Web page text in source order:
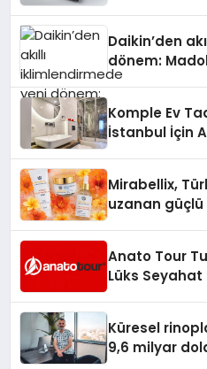
Daikin’den
dönem:
Komple Ev
İstanbul İçin
Mirabellix,
uzanan
Anato Tour
Lüks
Küresel
9,6 milyar